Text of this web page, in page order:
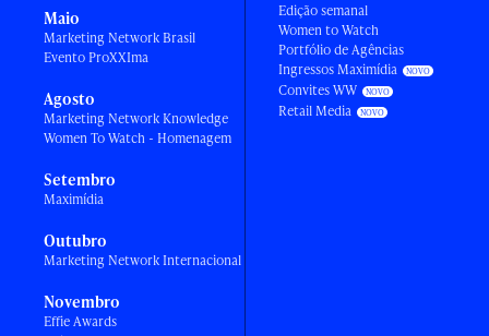
Maio
Marketing Network Brasil
Evento ProXXIma
Agosto
Marketing Network Knowledge
Women To Watch - Homenagem
Setembro
Maximídia
Outubro
Marketing Network Internacional
Novembro
Effie Awards
Edição semanal
Women to Watch
Portfólio de Agências
Ingressos Maximídia
Convites WW
Retail Media